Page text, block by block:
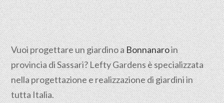
Vuoi progettare un giardino aBonnanaroin
provincia diSassari? Lefty Gardens è specializzata
nella progettazione e realizzazione di giardini in
tutta Italia.